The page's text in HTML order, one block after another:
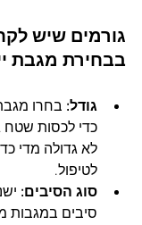
גורמים שיש
בבחירת מגבת
גודל: בחרו
כדי לכסות שטח
לא גדולה מדי
לטיפול.
סוג הסיבים:
סיבים במגבות